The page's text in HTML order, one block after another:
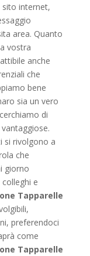
internet,
area. Quanto
vostra
anche
che
bene
sia un vero
di
si rivolgono a
che
giorno
e
Tapparelle
preferendoci
come
Tapparelle